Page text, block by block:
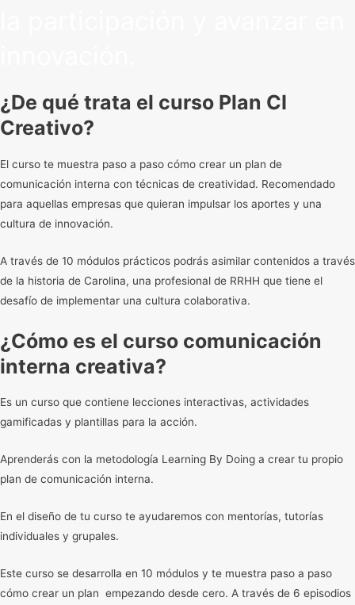
¿De qué trata el curso Plan CI
Creativo?
El curso te muestra paso a paso cómo crear un plan de
comunicación interna con técnicas de creatividad. Recomendado
para aquellas empresas que quieran impulsar los aportes y una
cultura de innovación.
A través de 10 módulos prácticos podrás asimilar contenidos a través
de la historia de Carolina, una profesional de RRHH que tiene el
desafío de implementar una cultura colaborativa.
¿Cómo es el curso comunicación
interna creativa?
Es un curso que contiene lecciones interactivas, actividades
gamificadas y plantillas para la acción.
Aprenderás con la metodología Learning By Doing a crear tu propio
plan de comunicación interna.
En el diseño de tu curso te ayudaremos con mentorías, tutorías
individuales y grupales.
Este curso se desarrolla en 10 módulos y te muestra paso a paso
cómo crear un plan empezando desde cero. A través de 6 episodios